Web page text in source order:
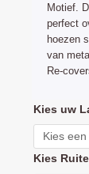
Motief.
perfect
hoezen
van
Re-
Kies uw
Kies
Mutsy
Nexo
handvat